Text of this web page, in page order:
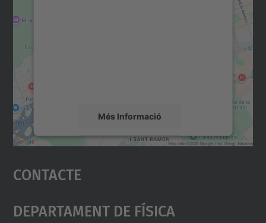
Més Informació
Accepta
powered by
Contacte
Departament De Física